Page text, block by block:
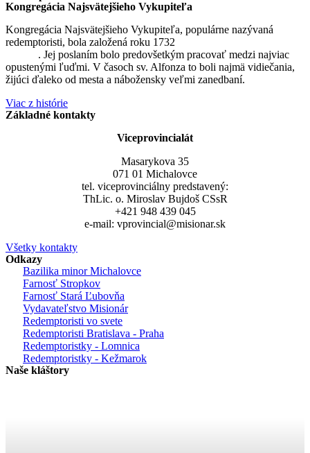
Kongregácia Najsvätejšieho Vykupiteľa
Kongregácia Najsvätejšieho Vykupiteľa, populárne nazývaná
redemptoristi, bola založená roku 1732
. Jej poslaním bolo predovšetkým pracovať medzi najviac
opustenými ľuďmi. V časoch sv. Alfonza to boli najmä vidiečania,
žijúci ďaleko od mesta a nábožensky veľmi zanedbaní.
Viac z histórie
Základné kontakty
Viceprovincialát
Masarykova 35
071 01 Michalovce
tel. viceprovinciálny predstavený:
ThLic. o. Miroslav Bujdoš CSsR
+421 948 439 045
e-mail: vprovincial@misionar.sk
Všetky kontakty
Odkazy
Bazilika minor Michalovce
Farnosť Stropkov
Farnosť Stará Ľubovňa
Vydavateľstvo Misionár
Redemptoristi vo svete
Redemptoristi Bratislava - Praha
Redemptoristky - Lomnica
Redemptoristky - Kežmarok
Naše kláštory